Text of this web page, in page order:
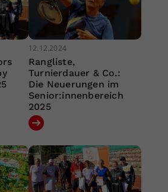
12.12.2024
Rangliste,
Turnierdauer & Co.:
Die Neuerungen im
Senior:innenbereich
2025